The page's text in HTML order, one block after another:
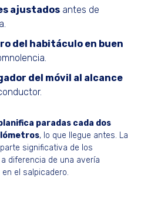
ajustados antes de
del habitáculo en buen
del móvil al alcance
paradas cada dos
, lo que llegue antes. La
significativa de los
diferencia de una avería
el salpicadero.